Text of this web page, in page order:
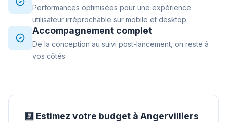
Performances optimisées pour une expérience
utilisateur irréprochable sur mobile et desktop.
Accompagnement complet
De la conception au suivi post-lancement, on reste à
vos côtés.
🧮 Estimez votre budget à Angervilliers